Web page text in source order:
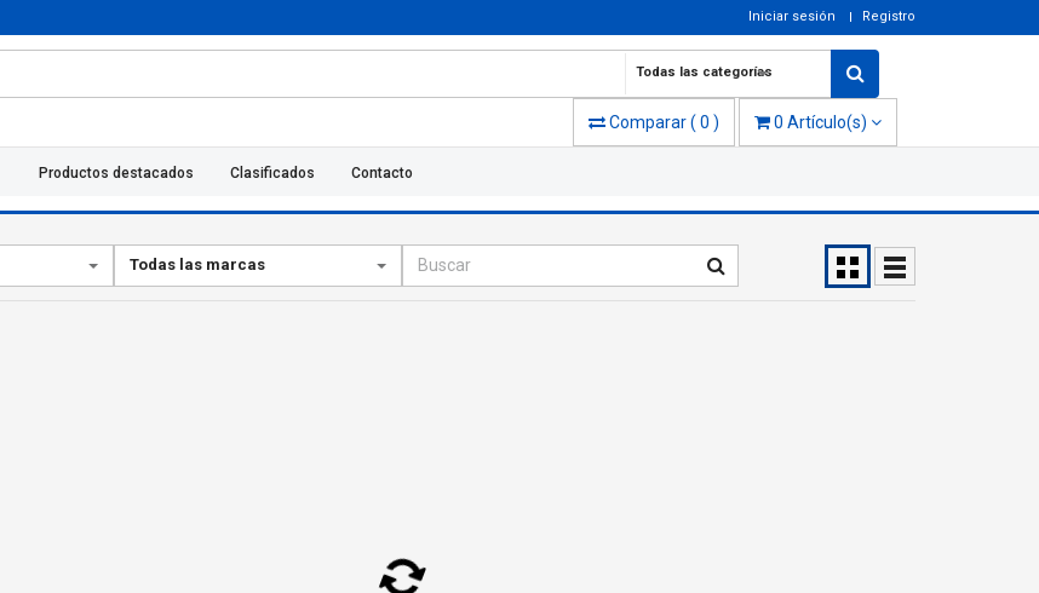
Iniciar sesión Registro
Todas las categorías
Comparar( 0 ) 0 Artículo(s)
Productos destacados Clasificados Contacto
Todas las marcas